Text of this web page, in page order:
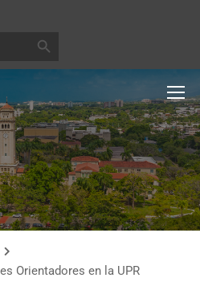
Orientadores en la UPR